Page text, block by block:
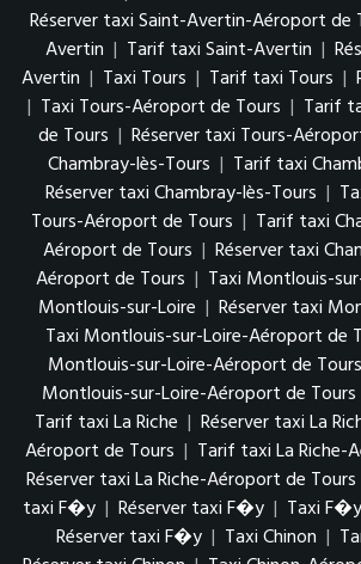
Réserver taxi Saint-Avertin-Aéroport de
Avertin | Tarif taxi Saint-Avertin |
Avertin | Taxi Tours | Tarif taxi Tours |
| Taxi Tours-Aéroport de Tours | Tarif
de Tours | Réserver taxi Tours-
Chambray-lès-Tours | Tarif taxi
Réserver taxi Chambray-lès-Tours |
Tours-Aéroport de Tours | Tarif taxi
Aéroport de Tours | Réserver taxi
Aéroport de Tours | Taxi Montlouis-
Montlouis-sur-Loire | Réserver taxi
Taxi Montlouis-sur-Loire-Aéroport de
Montlouis-sur-Loire-Aéroport de Tours
Montlouis-sur-Loire-Aéroport de Tours
Tarif taxi La Riche | Réserver taxi La
Aéroport de Tours | Tarif taxi La Riche-
Réserver taxi La Riche-Aéroport de Tours
taxi F�y | Réserver taxi F�y | Taxi F�y
Réserver taxi F�y | Taxi Chinon |